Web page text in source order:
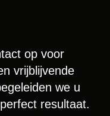
op voor
vrijblijvende
we u
resultaat.